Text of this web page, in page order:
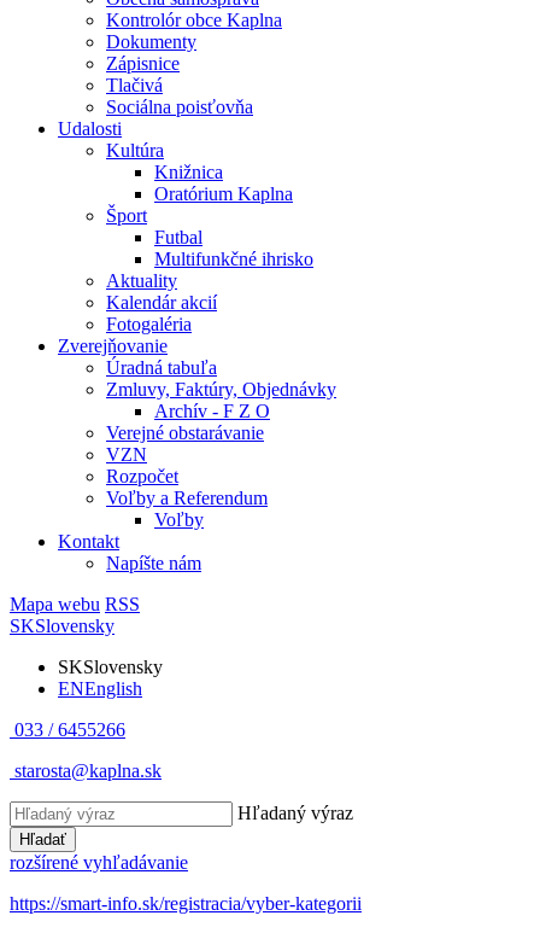
Kontrolór obce Kaplna
Dokumenty
Zápisnice
Tlačivá
Sociálna poisťovňa
Udalosti
Kultúra
Knižnica
Oratórium Kaplna
Šport
Futbal
Multifunkčné ihrisko
Aktuality
Kalendár akcií
Fotogaléria
Zverejňovanie
Úradná tabuľa
Zmluvy, Faktúry, Objednávky
Archív - F Z O
Verejné obstarávanie
VZN
Rozpočet
Voľby a Referendum
Voľby
Kontakt
Napíšte nám
Mapa webu RSS
SKSlovensky
SKSlovensky
ENEnglish
033 / 6455266
starosta@kaplna.sk
Hľadaný výraz
Hľadať
rozšírené vyhľadávanie
https://smart-info.sk/registracia/vyber-kategorii